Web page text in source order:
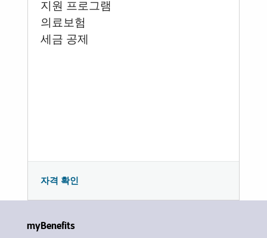
지원 프로그램
의료보험
세금 공제
자격 확인
myBenefits